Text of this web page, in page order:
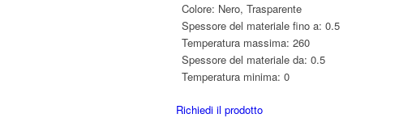
Colore: Nero, Trasparente
Spessore del materiale fino a: 0.5
Temperatura massima: 260
Spessore del materiale da: 0.5
Temperatura minima: 0
Richiedi il prodotto